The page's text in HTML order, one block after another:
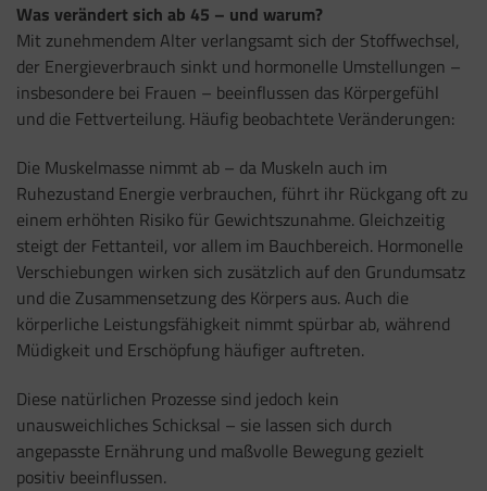
Was verändert sich ab 45 – und warum?
Mit zunehmendem Alter verlangsamt sich der Stoffwechsel,
der Energieverbrauch sinkt und hormonelle Umstellungen –
insbesondere bei Frauen – beeinflussen das Körpergefühl
und die Fettverteilung. Häufig beobachtete Veränderungen:
Die Muskelmasse nimmt ab – da Muskeln auch im
Ruhezustand Energie verbrauchen, führt ihr Rückgang oft zu
einem erhöhten Risiko für Gewichtszunahme. Gleichzeitig
steigt der Fettanteil, vor allem im Bauchbereich. Hormonelle
Verschiebungen wirken sich zusätzlich auf den Grundumsatz
und die Zusammensetzung des Körpers aus. Auch die
körperliche Leistungsfähigkeit nimmt spürbar ab, während
Müdigkeit und Erschöpfung häufiger auftreten.
Diese natürlichen Prozesse sind jedoch kein
unausweichliches Schicksal – sie lassen sich durch
angepasste Ernährung und maßvolle Bewegung gezielt
positiv beeinflussen.